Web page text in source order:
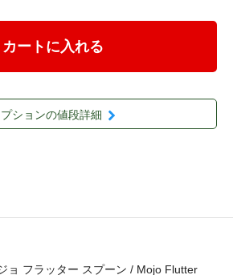
カートに入れる
ションの値段詳細
ョ フラッター スプーン / Mojo Flutter